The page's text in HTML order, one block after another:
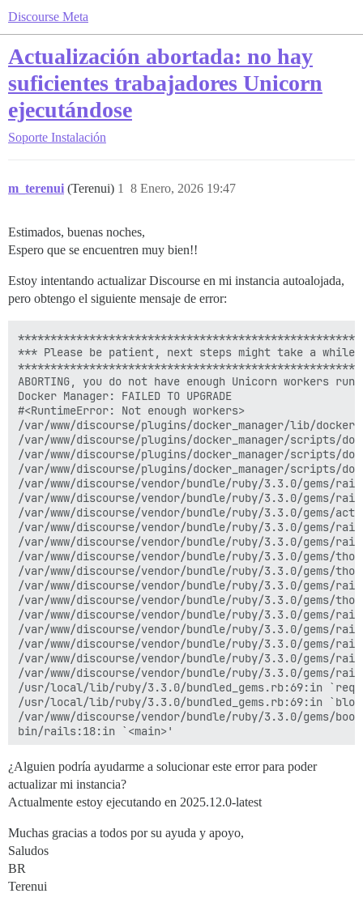
Discourse Meta
Actualización abortada: no hay
suficientes trabajadores Unicorn
ejecutándose
Soporte Instalación
m_terenui (Terenui) 8 Enero, 2026 19:47
1
Estimados, buenas noches,
Espero que se encuentren muy bien!!
Estoy intentando actualizar Discourse en mi instancia autoalojada,
pero obtengo el siguiente mensaje de error:
*** Please be patient, next steps might take a while
ABORTING, you do not have enough Unicorn workers
Docker Manager: FAILED TO UPGRADE
#<RuntimeError: Not enough workers>
/var/www/discourse/plugins/docker_manager/lib/
/var/www/discourse/plugins/docker_manager/scripts/
/var/www/discourse/plugins/docker_manager/scripts/
/var/www/discourse/plugins/docker_manager/scripts/
/var/www/discourse/vendor/bundle/ruby/3.3.0/gems/
/var/www/discourse/vendor/bundle/ruby/3.3.0/gems/
/var/www/discourse/vendor/bundle/ruby/3.3.0/gems/
/var/www/discourse/vendor/bundle/ruby/3.3.0/gems/
/var/www/discourse/vendor/bundle/ruby/3.3.0/gems/
/var/www/discourse/vendor/bundle/ruby/3.3.0/gems/
/var/www/discourse/vendor/bundle/ruby/3.3.0/gems/
/var/www/discourse/vendor/bundle/ruby/3.3.0/gems/
/var/www/discourse/vendor/bundle/ruby/3.3.0/
/var/www/discourse/vendor/bundle/ruby/3.3.0/
/var/www/discourse/vendor/bundle/ruby/3.3.0/
/var/www/discourse/vendor/bundle/ruby/3.3.0/
/var/www/discourse/vendor/bundle/ruby/3.3.0/
/var/www/discourse/vendor/bundle/ruby/3.3.0/gems/
/usr/local/lib/ruby/3.3.0/bundled_gems.rb:69:in
/usr/local/lib/ruby/3.3.0/bundled_gems.rb:69:in
/var/www/discourse/vendor/bundle/ruby/3.3.0/gems/
¿Alguien podría ayudarme a solucionar este error para poder
actualizar mi instancia?
Actualmente estoy ejecutando en 2025.12.0-latest
Muchas gracias a todos por su ayuda y apoyo,
Saludos
BR
Terenui